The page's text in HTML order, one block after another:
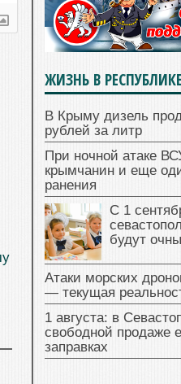
ЖИЗНЬ В РЕСПУБЛИКЕ
В Крыму дизель
рублей за литр
При ночной атаке
крымчанин и еще
ранения
С 1
будут
Атаки морских
— текущая
1 августа: в
свободной продаже
заправках